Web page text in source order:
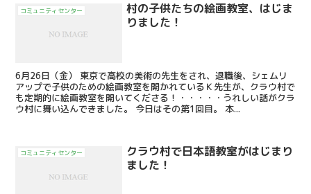
コミュニティセンター
村の子供たちの絵画教室、はじま
りました！
6月26日（金） 東京で高校の美術の先生をされ、退職後、シェムリ
アップで子供のための絵画教室を開かれているＫ先生が、クラウ村で
も定期的に絵画教室を開いてくださる！・・・・・うれしい話がクラ
ウ村に舞い込んできました。 今日はその第1回目。 本...
コミュニティセンター
クラウ村で日本語教室がはじまり
ました！